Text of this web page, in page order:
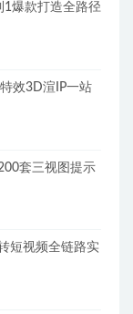
1爆款打造全路径
效3D渲IP一站
套三视图提示
短视频全链路实